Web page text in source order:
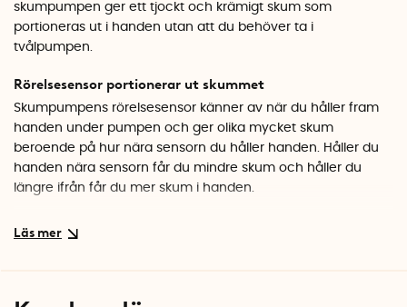
skumpumpen ger ett tjockt och krämigt skum som
portioneras ut i handen utan att du behöver ta i
tvålpumpen.
Rörelsesensor portionerar ut skummet
Skumpumpens rörelsesensor känner av när du håller fram
handen under pumpen och ger olika mycket skum
beroende på hur nära sensorn du håller handen. Håller du
handen nära sensorn får du mindre skum och håller du
längre ifrån får du mer skum i handen.
Patenterad skumteknik